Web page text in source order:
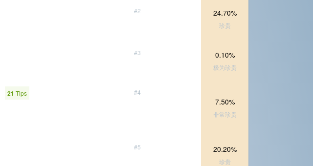
#2 24.70%
珍贵
#3 0.10%
极为珍贵
#4
21 Tips
7.50%
非常珍贵
#5 20.20%
珍贵